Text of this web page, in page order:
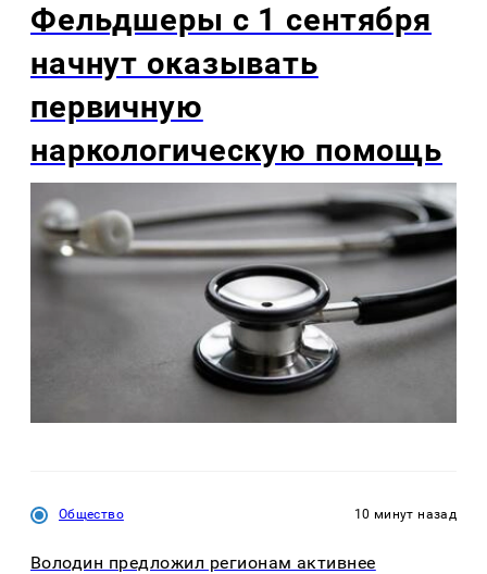
Фельдшеры с 1 сентября
начнут оказывать
первичную
наркологическую помощь
Общество 10 минут назад
Володин предложил регионам активнее